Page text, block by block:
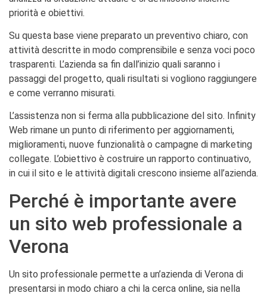
priorità e obiettivi.
Su questa base viene preparato un preventivo chiaro, con
attività descritte in modo comprensibile e senza voci poco
trasparenti. L’azienda sa fin dall’inizio quali saranno i
passaggi del progetto, quali risultati si vogliono raggiungere
e come verranno misurati.
L’assistenza non si ferma alla pubblicazione del sito. Infinity
Web rimane un punto di riferimento per aggiornamenti,
miglioramenti, nuove funzionalità o campagne di marketing
collegate. L’obiettivo è costruire un rapporto continuativo,
in cui il sito e le attività digitali crescono insieme all’azienda.
Perché è importante avere
un sito web professionale a
Verona
Un sito professionale permette a un’azienda di Verona di
presentarsi in modo chiaro a chi la cerca online, sia nella